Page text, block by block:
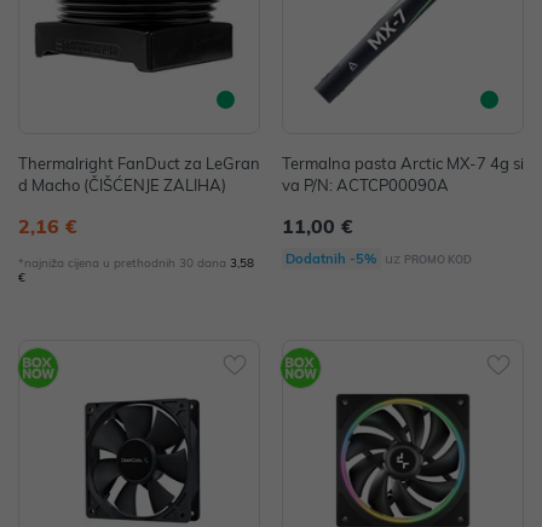
Thermalright FanDuct za LeGran
d Macho (ČIŠĆENJE ZALIHA)
2,16 €
*najniža cijena u prethodnih 30 dana 3,58
€
Termalna pasta Arctic MX-7 4g si
va P/N: ACTCP00090A
11,00 €
Dodatnih -5% uz PROMO KOD